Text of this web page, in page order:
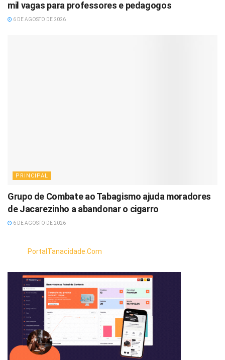
mil vagas para professores e pedagogos
6 DE AGOSTO DE 2026
PRINCIPAL
Grupo de Combate ao Tabagismo ajuda moradores
de Jacarezinho a abandonar o cigarro
6 DE AGOSTO DE 2026
PortalTanacidade.Com